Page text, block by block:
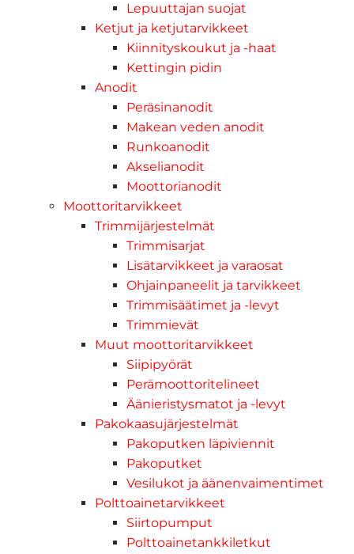
Lepuuttajan suojat
Ketjut ja ketjutarvikkeet
Kiinnityskoukut ja -haat
Kettingin pidin
Anodit
Peräsinanodit
Makean veden anodit
Runkoanodit
Akselianodit
Moottorianodit
Moottoritarvikkeet
Trimmijärjestelmät
Trimmisarjat
Lisätarvikkeet ja varaosat
Ohjainpaneelit ja tarvikkeet
Trimmisäätimet ja -levyt
Trimmievät
Muut moottoritarvikkeet
Siipipyörät
Perämoottoritelineet
Äänieristysmatot ja -levyt
Pakokaasujärjestelmät
Pakoputken läpiviennit
Pakoputket
Vesilukot ja äänenvaimentimet
Polttoainetarvikkeet
Siirtopumput
Polttoainetankkiletkut